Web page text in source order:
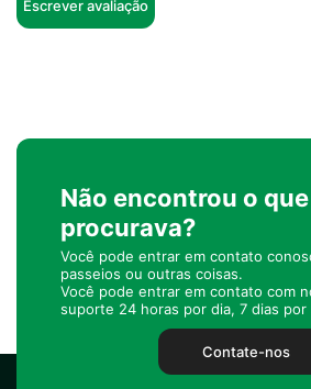
Escrever avaliação
Não encontrou o que
procurava?
Você pode entrar em contato
passeios ou outras coisas.
Você pode entrar em contato com
suporte 24 horas por dia, 7 dias por
Contate-nos